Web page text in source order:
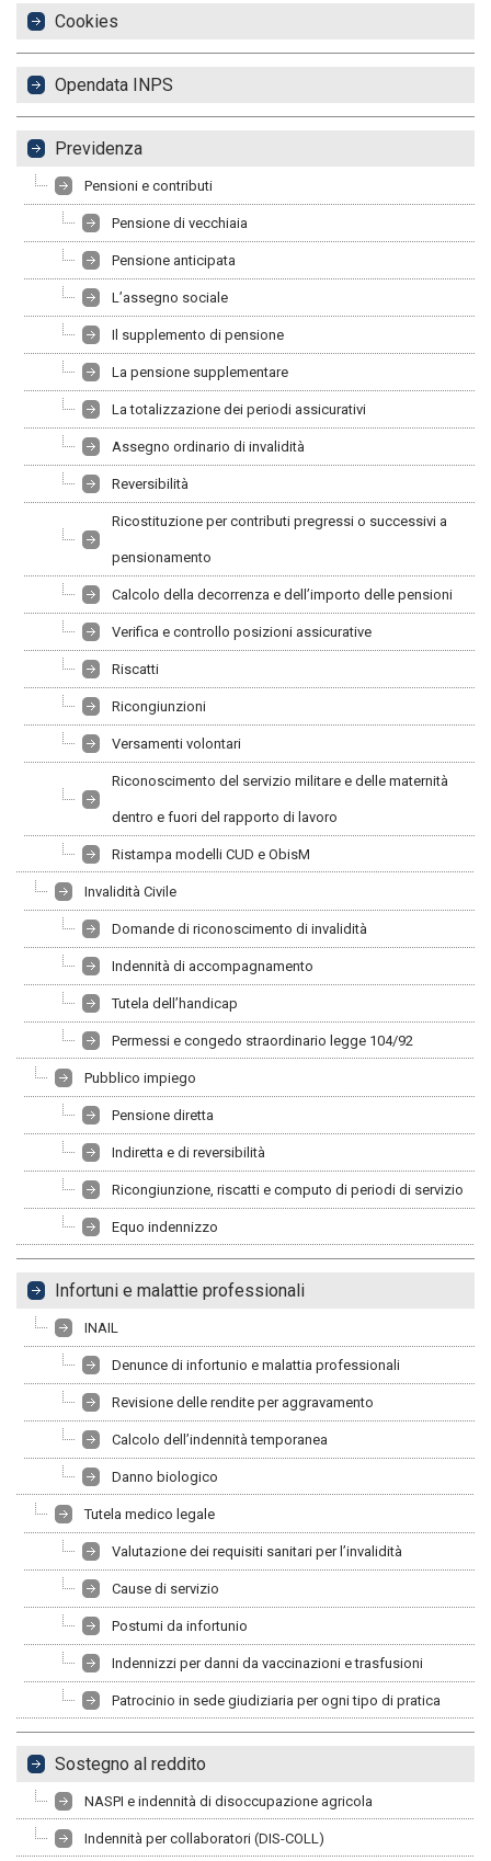
Cookies
Opendata INPS
Previdenza
Pensioni e contributi
Pensione di vecchiaia
Pensione anticipata
L’assegno sociale
Il supplemento di pensione
La pensione supplementare
La totalizzazione dei periodi assicurativi
Assegno ordinario di invalidità
Reversibilità
Ricostituzione per contributi pregressi o successivi a
pensionamento
Calcolo della decorrenza e dell’importo delle pensioni
Verifica e controllo posizioni assicurative
Riscatti
Ricongiunzioni
Versamenti volontari
Riconoscimento del servizio militare e delle maternità
dentro e fuori del rapporto di lavoro
Ristampa modelli CUD e ObisM
Invalidità Civile
Domande di riconoscimento di invalidità
Indennità di accompagnamento
Tutela dell’handicap
Permessi e congedo straordinario legge 104/92
Pubblico impiego
Pensione diretta
Indiretta e di reversibilità
Ricongiunzione, riscatti e computo di periodi di servizio
Equo indennizzo
Infortuni e malattie professionali
INAIL
Denunce di infortunio e malattia professionali
Revisione delle rendite per aggravamento
Calcolo dell’indennità temporanea
Danno biologico
Tutela medico legale
Valutazione dei requisiti sanitari per l’invalidità
Cause di servizio
Postumi da infortunio
Indennizzi per danni da vaccinazioni e trasfusioni
Patrocinio in sede giudiziaria per ogni tipo di pratica
Sostegno al reddito
NASPI e indennità di disoccupazione agricola
Indennità per collaboratori (DIS-COLL)